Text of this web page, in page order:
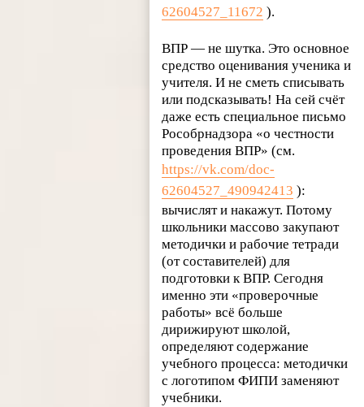
62604527_11672 ).
ВПР — не шутка. Это основное
средство оценивания ученика и
учителя. И не сметь списывать
или подсказывать! На сей счёт
даже есть специальное письмо
Рособрнадзора «о честности
проведения ВПР» (см.
https://vk.com/doc-
62604527_490942413 ):
вычислят и накажут. Потому
школьники массово закупают
методички и рабочие тетради
(от составителей) для
подготовки к ВПР. Сегодня
именно эти «проверочные
работы» всё больше
дирижируют школой,
определяют содержание
учебного процесса: методички
с логотипом ФИПИ заменяют
учебники.